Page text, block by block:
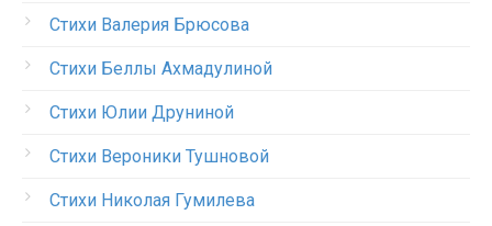
Стихи Валерия Брюсова
Стихи Беллы Ахмадулиной
Стихи Юлии Друниной
Стихи Вероники Тушновой
Стихи Николая Гумилева